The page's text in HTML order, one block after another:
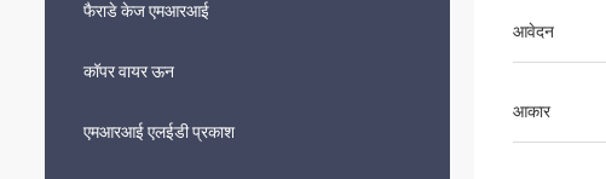
फैराडे केज एमआरआई
कॉपर वायर ऊन
एमआरआई एलईडी प्रकाश
आवेदन
आकार